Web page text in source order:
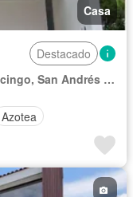
Casa
Destacado
Pueblo de San Bernardino Tlaxcalancingo, San Andrés Cholula
Azotea